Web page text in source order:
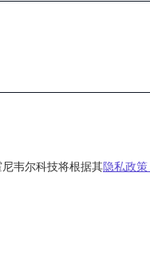
尼韦尔科技将根据其隐私政策